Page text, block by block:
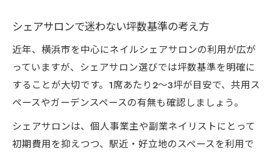
シェアサロンで迷わない坪数基準の考え方
近年、横浜市を中心にネイルシェアサロンの利用が広が
っていますが、シェアサロン選びでは坪数基準を明確に
することが大切です。1席あたり2〜3坪が目安で、共用ス
ペースやガーデンスペースの有無も確認しましょう。
シェアサロンは、個人事業主や副業ネイリストにとって
初期費用を抑えつつ、駅近・好立地のスペースを利用で